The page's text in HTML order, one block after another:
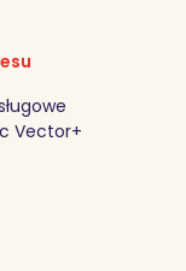
Vector+